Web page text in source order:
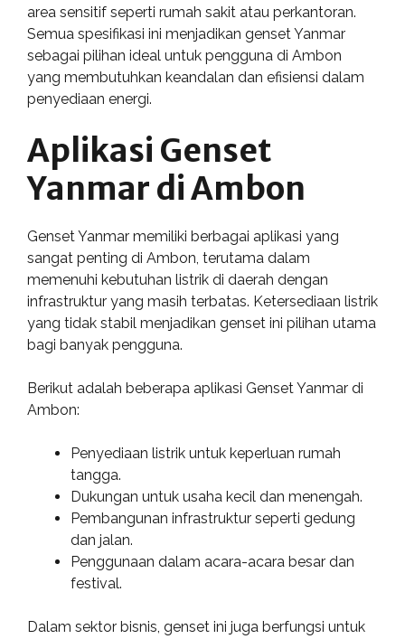
area sensitif seperti rumah sakit atau perkantoran.
Semua spesifikasi ini menjadikan genset Yanmar
sebagai pilihan ideal untuk pengguna di Ambon
yang membutuhkan keandalan dan efisiensi dalam
penyediaan energi.
Aplikasi Genset
Yanmar di Ambon
Genset Yanmar memiliki berbagai aplikasi yang
sangat penting di Ambon, terutama dalam
memenuhi kebutuhan listrik di daerah dengan
infrastruktur yang masih terbatas. Ketersediaan listrik
yang tidak stabil menjadikan genset ini pilihan utama
bagi banyak pengguna.
Berikut adalah beberapa aplikasi Genset Yanmar di
Ambon:
Penyediaan listrik untuk keperluan rumah
tangga.
Dukungan untuk usaha kecil dan menengah.
Pembangunan infrastruktur seperti gedung
dan jalan.
Penggunaan dalam acara-acara besar dan
festival.
Dalam sektor bisnis, genset ini juga berfungsi untuk